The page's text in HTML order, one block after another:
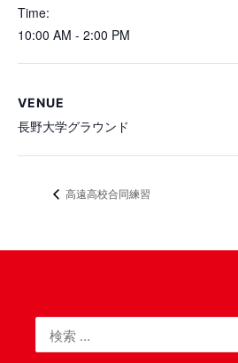
Time:
10:00 AM - 2:00 PM
VENUE
長野大学グラウンド
高遠高校合同練習